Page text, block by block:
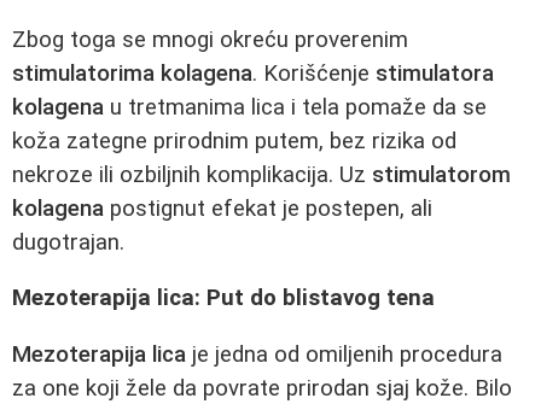
Zbog toga se mnogi okreću proverenim
stimulatorima kolagena. Korišćenje stimulatora
kolagena u tretmanima lica i tela pomaže da se
koža zategne prirodnim putem, bez rizika od
nekroze ili ozbiljnih komplikacija. Uz stimulatorom
kolagena postignut efekat je postepen, ali
dugotrajan.
Mezoterapija lica: Put do blistavog tena
Mezoterapija lica je jedna od omiljenih procedura
za one koji žele da povrate prirodan sjaj kože. Bilo